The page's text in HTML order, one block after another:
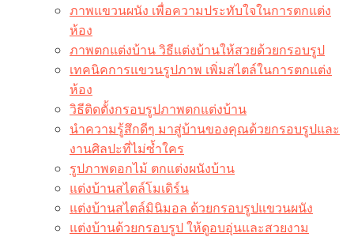
ภาพแขวนผนัง เพื่อความประทับใจในการตกแต่ง
ห้อง
ภาพตกแต่งบ้าน วิธีแต่งบ้านให้สวยด้วยกรอบรูป
เทคนิคการแขวนรูปภาพ เพิ่มสไตล์ในการตกแต่ง
ห้อง
วิธีติดตั้งกรอบรูปภาพตกแต่งบ้าน
นำความรู้สึกดีๆ มาสู่บ้านของคุณด้วยกรอบรูปและ
งานศิลปะที่ไม่ซ้ำใคร
รูปภาพดอกไม้ ตกแต่งผนังบ้าน
แต่งบ้านสไตล์โมเดิร์น
แต่งบ้านสไตล์มินิมอล ด้วยกรอบรูปแขวนผนัง
แต่งบ้านด้วยกรอบรูป ให้ดูอบอุ่นและสวยงาม